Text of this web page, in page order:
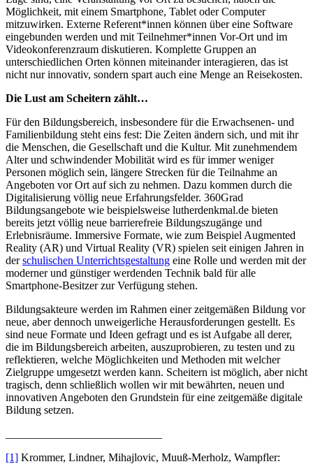
Möglichkeit, mit einem Smartphone, Tablet oder Computer
mitzuwirken. Externe Referent*innen können über eine Software
eingebunden werden und mit Teilnehmer*innen Vor-Ort und im
Videokonferenzraum diskutieren. Komplette Gruppen an
unterschiedlichen Orten können miteinander interagieren, das ist
nicht nur innovativ, sondern spart auch eine Menge an Reisekosten.
Die Lust am Scheitern zählt…
Für den Bildungsbereich, insbesondere für die Erwachsenen- und
Familienbildung steht eins fest: Die Zeiten ändern sich, und mit ihr
die Menschen, die Gesellschaft und die Kultur. Mit zunehmendem
Alter und schwindender Mobilität wird es für immer weniger
Personen möglich sein, längere Strecken für die Teilnahme an
Angeboten vor Ort auf sich zu nehmen. Dazu kommen durch die
Digitalisierung völlig neue Erfahrungsfelder. 360Grad
Bildungsangebote wie beispielsweise lutherdenkmal.de bieten
bereits jetzt völlig neue barrierefreie Bildungszugänge und
Erlebnisräume. Immersive Formate, wie zum Beispiel Augmented
Reality (AR) und Virtual Reality (VR) spielen seit einigen Jahren in
derschulischen Unterrichtsgestaltung eine Rolle und werden mit der
moderner und günstiger werdenden Technik bald für alle
Smartphone-Besitzer zur Verfügung stehen.
Bildungsakteure werden im Rahmen einer zeitgemäßen Bildung vor
neue, aber dennoch unweigerliche Herausforderungen gestellt. Es
sind neue Formate und Ideen gefragt und es ist Aufgabe all derer,
die im Bildungsbereich arbeiten, auszuprobieren, zu testen und zu
reflektieren, welche Möglichkeiten und Methoden mit welcher
Zielgruppe umgesetzt werden kann. Scheitern ist möglich, aber nicht
tragisch, denn schließlich wollen wir mit bewährten, neuen und
innovativen Angeboten den Grundstein für eine zeitgemäße digitale
Bildung setzen.
[1] Krommer, Lindner, Mihajlovic, Muuß-Merholz, Wampfler: